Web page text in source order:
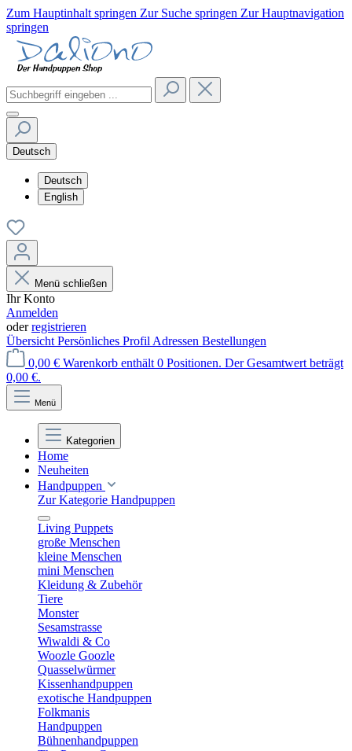
Zum Hauptinhalt springen Zur Suche springen Zur Hauptnavigation
springen
Deutsch
Deutsch
English
Menü schließen
Ihr Konto
Anmelden
oderregistrieren
Übersicht Persönliches Profil Adressen Bestellungen
0,00 € Warenkorb enthält 0 Positionen. Der Gesamtwert beträgt
0,00 €.
Menü
Kategorien
Home
Neuheiten
Handpuppen
Zur Kategorie Handpuppen
Living Puppets
große Menschen
kleine Menschen
mini Menschen
Kleidung & Zubehör
Tiere
Monster
Sesamstrasse
Wiwaldi & Co
Woozle Goozle
Quasselwürmer
Kissenhandpuppen
exotische Handpuppen
Folkmanis
Handpuppen
Bühnenhandpuppen